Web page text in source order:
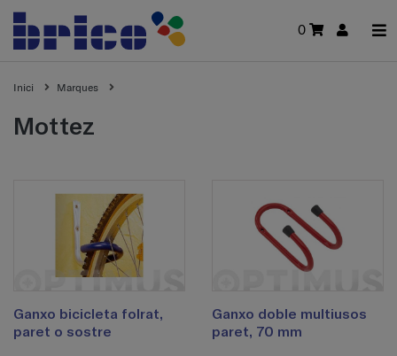
0
Inici Marques
mottez
Ganxo bicicleta folrat,
paret o sostre
Ganxo doble multiusos
paret, 70 mm